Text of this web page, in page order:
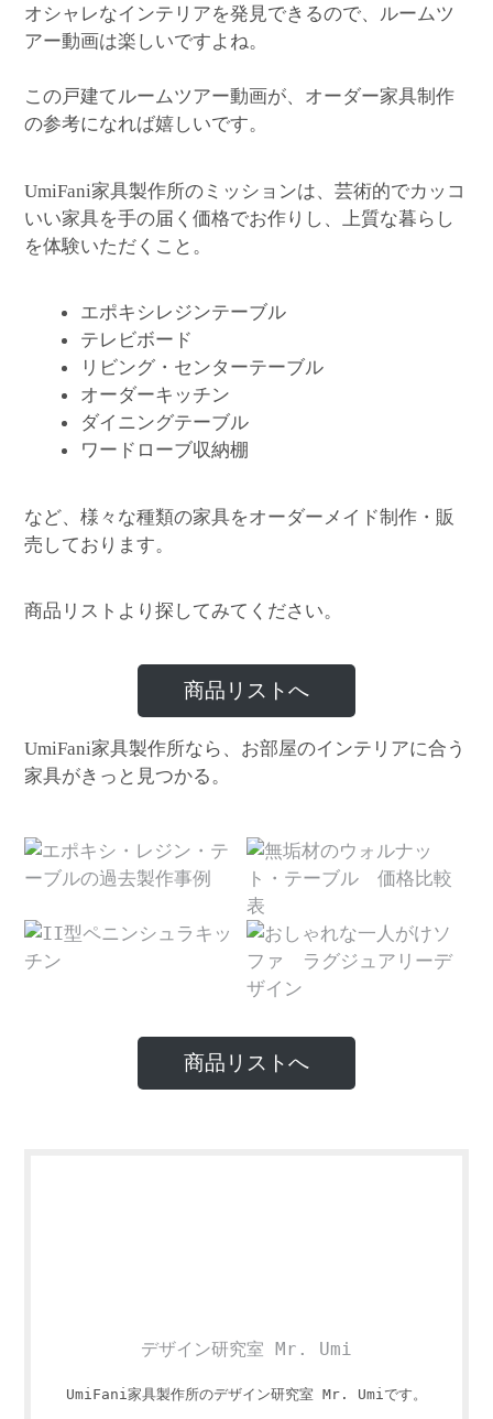
オシャレなインテリアを発見できるので、ルームツ
アー動画は楽しいですよね。
この戸建てルームツアー動画が、オーダー家具制作
の参考になれば嬉しいです。
UmiFani家具製作所のミッションは、芸術的でカッコ
いい家具を手の届く価格でお作りし、上質な暮らし
を体験いただくこと。
エポキシレジンテーブル
テレビボード
リビング・センターテーブル
オーダーキッチン
ダイニングテーブル
ワードローブ収納棚
など、様々な種類の家具をオーダーメイド制作・販
売しております。
商品リストより探してみてください。
商品リストへ
UmiFani家具製作所なら、お部屋のインテリアに合う
家具がきっと見つかる。
商品リストへ
デザイン研究室 Mr. Umi
UmiFani家具製作所のデザイン研究室 Mr. Umiです。